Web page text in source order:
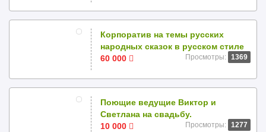
Корпоратив на темы русских
народных сказок в русском стиле
60 000
Просмотры: 1369
Поющие ведущие Виктор и
Светлана на свадьбу.
10 000
Просмотры: 1277